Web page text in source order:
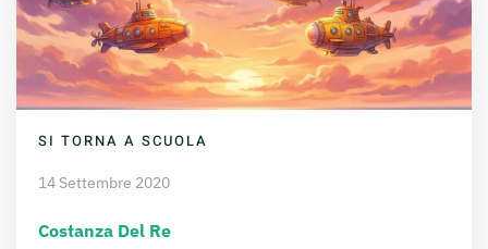
SI TORNA A SCUOLA
14 Settembre 2020
Costanza Del Re